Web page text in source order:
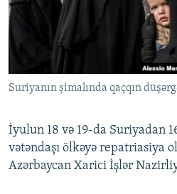
Suriyanın şimalında qaçqın
İyulun 18 və 19-da Suriyadan
vətəndaşı ölkəyə repatriasiya
Azərbaycan Xarici İşlər